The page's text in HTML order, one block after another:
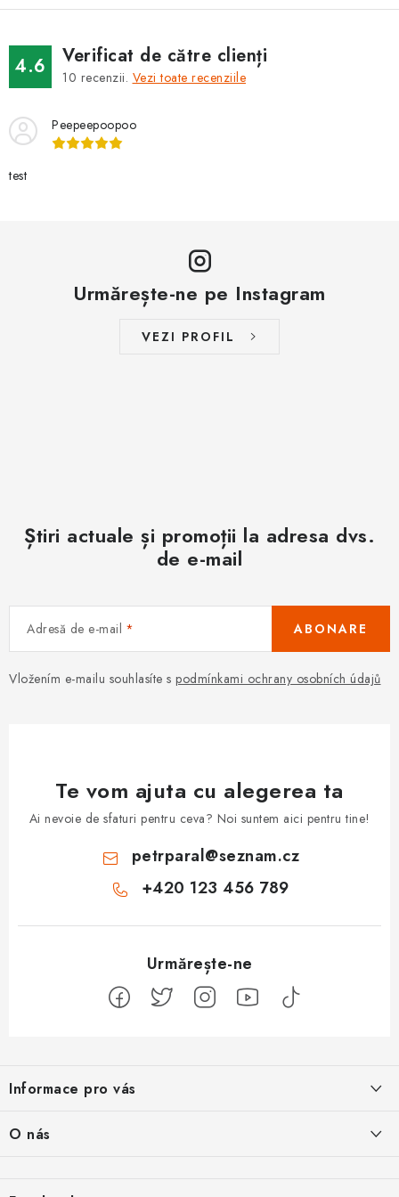
Jak na Jupiter Obchodní podmínky
Kontakty
Evaluarea magazinului
4.6 Verificat de către clienți
10 recenzii. Vezi toate recenziile
Peepeepoopoo
test
Urmărește-ne pe Instagram
VEZI PROFIL
Știri actuale și promoții la adresa dvs.
de e-mail
Adresă de e-mail
Vložením e-mailu souhlasíte s podmínkami ochrany osobních údajů
ABONARE
Te vom ajuta cu alegerea ta
Ai nevoie de sfaturi pentru ceva? Noi suntem aici pentru tine!
petrparal@seznam.cz
+420 123 456 789
b
o
Informace pro vás
Jak na Jupiter
Kontakty
O nás